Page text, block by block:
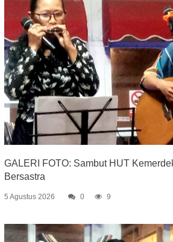
GALERI FOTO: Sambut HUT
Bersastra
5 Agustus 2026 0 9